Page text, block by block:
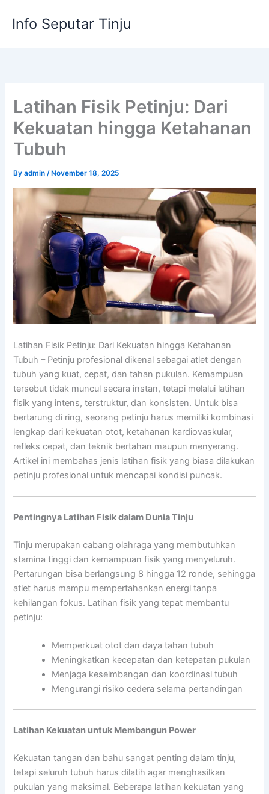
Info Seputar Tinju
Latihan Fisik Petinju: Dari
Kekuatan hingga Ketahanan
Tubuh
Byadmin/ November 18, 2025
Latihan Fisik Petinju: Dari Kekuatan hingga Ketahanan
Tubuh – Petinju profesional dikenal sebagai atlet dengan
tubuh yang kuat, cepat, dan tahan pukulan. Kemampuan
tersebut tidak muncul secara instan, tetapi melalui latihan
fisik yang intens, terstruktur, dan konsisten. Untuk bisa
bertarung di ring, seorang petinju harus memiliki kombinasi
lengkap dari kekuatan otot, ketahanan kardiovaskular,
refleks cepat, dan teknik bertahan maupun menyerang.
Artikel ini membahas jenis latihan fisik yang biasa dilakukan
petinju profesional untuk mencapai kondisi puncak.
Pentingnya Latihan Fisik dalam Dunia Tinju
Tinju merupakan cabang olahraga yang membutuhkan
stamina tinggi dan kemampuan fisik yang menyeluruh.
Pertarungan bisa berlangsung 8 hingga 12 ronde, sehingga
atlet harus mampu mempertahankan energi tanpa
kehilangan fokus. Latihan fisik yang tepat membantu
petinju:
Memperkuat otot dan daya tahan tubuh
Meningkatkan kecepatan dan ketepatan pukulan
Menjaga keseimbangan dan koordinasi tubuh
Mengurangi risiko cedera selama pertandingan
Latihan Kekuatan untuk Membangun Power
Kekuatan tangan dan bahu sangat penting dalam tinju,
tetapi seluruh tubuh harus dilatih agar menghasilkan
pukulan yang maksimal. Beberapa latihan kekuatan yang